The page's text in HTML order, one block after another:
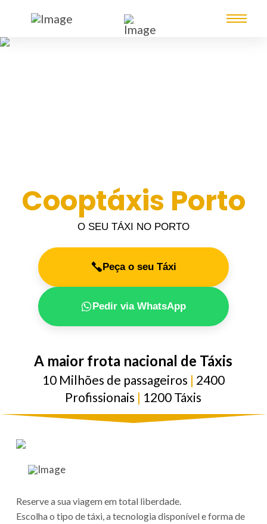
Cooptáxis Porto
O SEU TÁXI NO PORTO
Peça o seu Táxi
Pedir via WhatsApp
A maior frota nacional de Táxis
10 Milhões de passageiros | 2400
Profissionais | 1200 Táxis
Reserve a sua viagem em total liberdade.
Escolha o tipo de táxi, a tecnologia disponível e forma de